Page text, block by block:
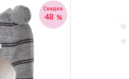
Скидка
48 %